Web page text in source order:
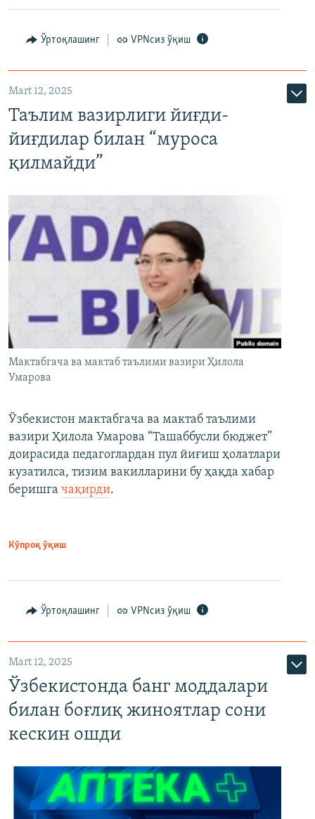
Ўртоқлашинг VPNсиз ўқиш
Mart 12, 2025
Таълим вазирлиги йиғди-
йиғдилар билан “муроса
қилмайди”
Мактабгача ва мактаб таълими вазири Ҳилола
Умарова
Ўзбекистон мактабгача ва мактаб таълими
вазири Ҳилола Умарова “Ташаббусли бюджет”
доирасида педагоглардан пул йиғиш ҳолатлари
кузатилса, тизим вакилларини бу ҳақда хабар
беришга чақирди.
Кўпроқ ўқиш
Ўртоқлашинг VPNсиз ўқиш
Mart 12, 2025
Ўзбекистонда банг моддалари
билан боғлиқ жиноятлар сони
кескин ошди